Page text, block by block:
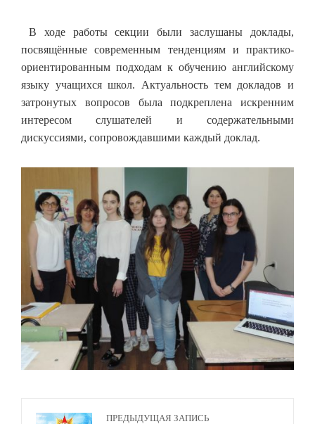
В ходе работы секции были заслушаны доклады,
посвящённые современным тенденциям и практико-
ориентированным подходам к обучению английскому
языку учащихся школ. Актуальность тем докладов и
затронутых вопросов была подкреплена искренним
интересом слушателей и содержательными
дискуссиями, сопровождавшими каждый доклад.
ПРЕДЫДУЩАЯ ЗАПИСЬ